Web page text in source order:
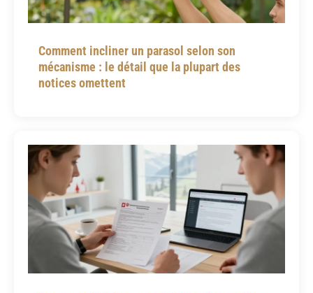
Comment incliner un parasol selon son
mécanisme : le détail que la plupart des
notices omettent